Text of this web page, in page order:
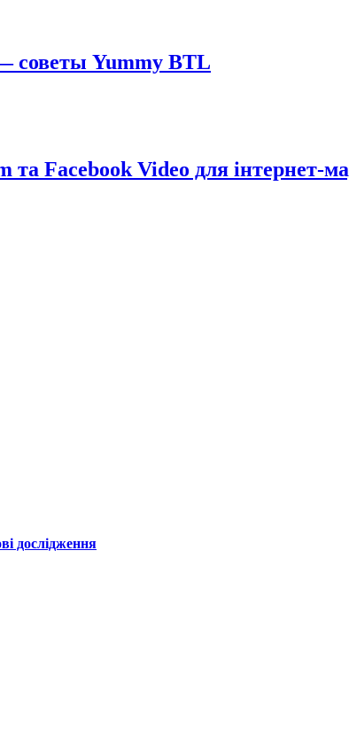
советы Yummy BTL
Facebook Video для інтернет-
дослідження